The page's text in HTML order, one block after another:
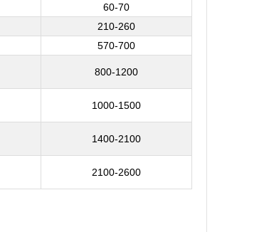
60-70
210-260
570-700
800-1200
1000-1500
1400-2100
2100-2600